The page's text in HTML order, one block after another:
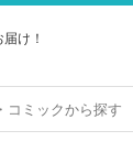
け！